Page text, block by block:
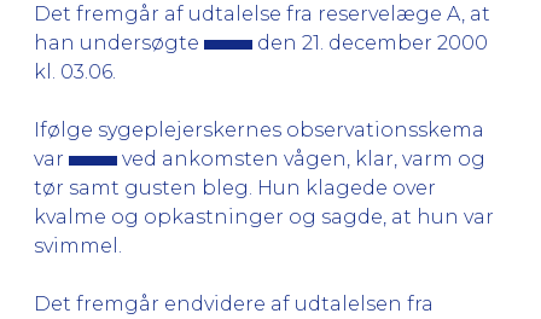
Det fremgår af udtalelse fra reservelæge A, at
han undersøgte
den 21. december 2000
kl. 03.06.
Ifølge sygeplejerskernes observationsskema
var
ved ankomsten vågen, klar, varm og
tør samt gusten bleg. Hun klagede over
kvalme og opkastninger og sagde, at hun var
svimmel.
Det fremgår endvidere af udtalelsen fra